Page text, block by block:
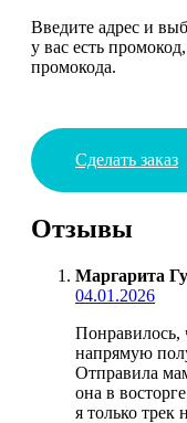
Введите адрес и
у вас есть
промокода.
Сделать заказ
Отзывы
Маргарита
04.01.2026
Понравилось,
напрямую
Отправила
она в
я только трек